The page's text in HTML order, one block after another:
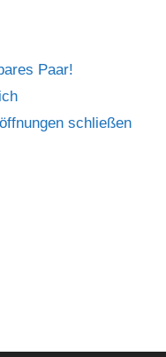
Paar!
schließen